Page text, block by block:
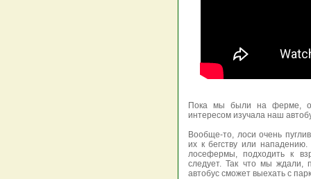
Пока мы были на ферме,
интересом изучала наш
Вообще-то, лоси очень
их к бегству или
лосефермы, подходить к
следует. Так что мы ждали,
автобус сможет выехать с